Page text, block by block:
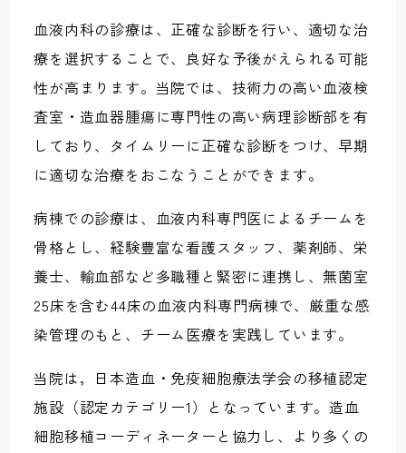
血液内科の診療は、正確な診断を行い、適切な治
療を選択することで、良好な予後がえられる可能
性が高まります。当院では、技術力の高い血液検
査室・造血器腫瘍に専門性の高い病理診断部を有
しており、タイムリーに正確な診断をつけ、早期
に適切な治療をおこなうことができます。
病棟での診療は、血液内科専門医によるチームを
骨格とし、経験豊富な看護スタッフ、薬剤師、栄
養士、輸血部など多職種と緊密に連携し、無菌室
25床を含む44床の血液内科専門病棟で、厳重な感
染管理のもと、チーム医療を実践しています。
当院は，日本造血・免疫細胞療法学会の移植認定
施設（認定カテゴリー1）となっています。造血
細胞移植コーディネーターと協力し、より多くの